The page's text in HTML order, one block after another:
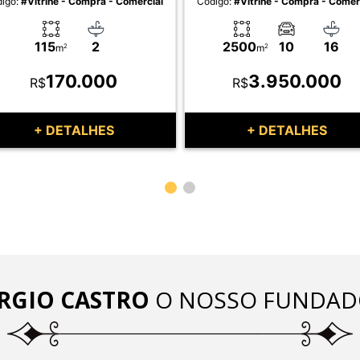
115m2 2
R$170.000
+ DETALHES
2500m2 10 16
R$3.950.000
+ DETALHES
CASTRO O NOSSO